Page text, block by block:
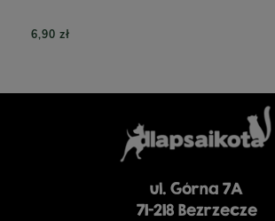
6,90 zł
ul. Górna 7A
71-218 Bezrzecze